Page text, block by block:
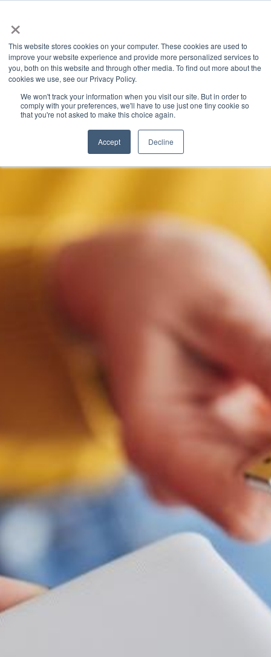
×
This website stores cookies on your computer. These cookies are used to
improve your website experience and provide more personalized services to
you, both on this website and through other media. To find out more about the
cookies we use, see our Privacy Policy.
We won't track your information when you visit our site. But in order to
comply with your preferences, we'll have to use just one tiny cookie so
that you're not asked to make this choice again.
Accept Decline
Latest News